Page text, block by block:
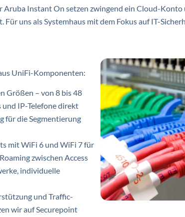
Instant On setzen zwingend ein Cloud-
uns als Systemhaus mit dem Fokus auf IT-
UniFi-Komponenten:
Größen – von 8 bis 48
und IP-Telefone direkt
für die Segmentierung
mit WiFi 6 und WiFi 7 für
zwischen Access
individuelle
und Traffic-
wir auf Securepoint